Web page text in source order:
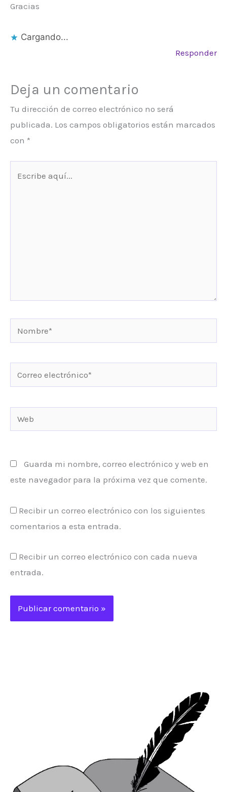
Gracias
Cargando...
Responder
Deja un comentario
Tu dirección de correo electrónico no será
publicada. Los campos obligatorios están marcados
con *
Nombre*
electrónico*
Guarda mi nombre, correo electrónico y web en
este navegador para la próxima vez que comente.
Recibir un correo electrónico con los siguientes
comentarios a esta entrada.
Recibir un correo electrónico con cada nueva
entrada.